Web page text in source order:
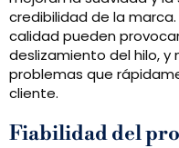
credibilidad de la
calidad pueden
deslizamiento del hilo,
problemas que
cliente.
Fiabilidad del